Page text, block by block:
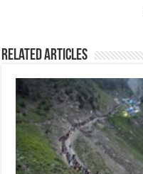
Related Articles